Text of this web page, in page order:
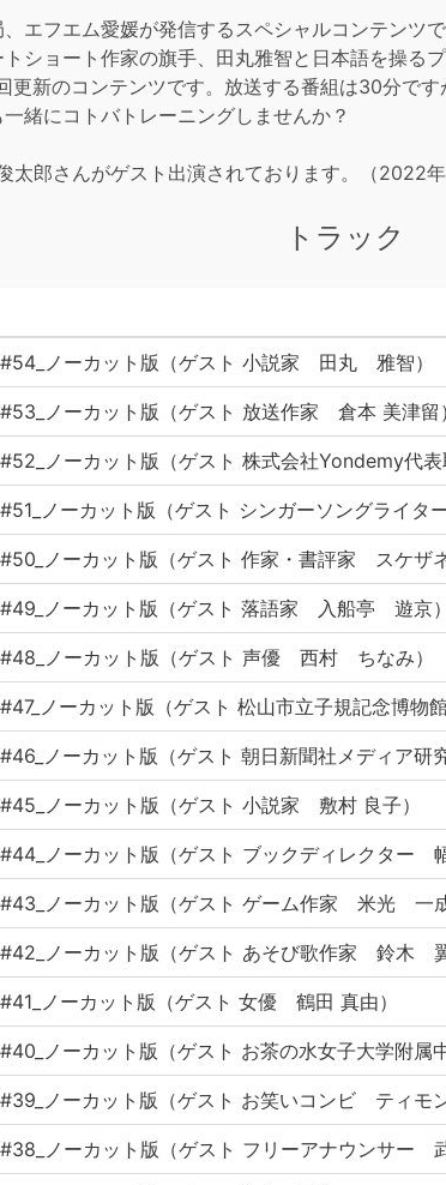
エフエム愛媛が発信するスペシャルコンテンツで
ショート作家の旗手、田丸雅智と日本語を操る
更新のコンテンツです。放送する番組は30分で
緒にコトバトレーニングしませんか？
太郎さんがゲスト出演されております。（2022年
トラック
ノーカット版（ゲスト 小説家 田丸 雅智）
ノーカット版（ゲスト 放送作家 倉本 美津留
ノーカット版（ゲスト 株式会社Yondemy代
ノーカット版（ゲスト シンガーソングライタ
ノーカット版（ゲスト 作家・書評家 スケザネ
ノーカット版（ゲスト 落語家 入船亭 遊京）
ノーカット版（ゲスト 声優 西村 ちなみ）
ノーカット版（ゲスト 松山市立子規記念博
ノーカット版（ゲスト 朝日新聞社メディア
ノーカット版（ゲスト 小説家 敷村 良子）
ノーカット版（ゲスト ブックディレクター
ノーカット版（ゲスト ゲーム作家 米光 一成
ノーカット版（ゲスト あそび歌作家 鈴木 翼
ノーカット版（ゲスト 女優 鶴田 真由）
ノーカット版（ゲスト お茶の⽔⼥⼦⼤学附
ノーカット版（ゲスト お笑いコンビ ティモン
ノーカット版（ゲスト フリーアナウンサー